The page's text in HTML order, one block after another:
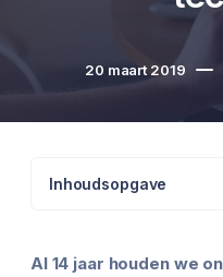
20 maart 2019
Inhoudsopgave
Al 14 jaar houden we